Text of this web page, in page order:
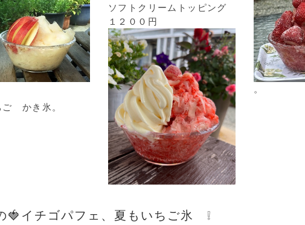
ご かき氷。
ソフトクリームトッピング
１２００円
。
🍓イチゴパフェ、夏もいちご氷 ❕